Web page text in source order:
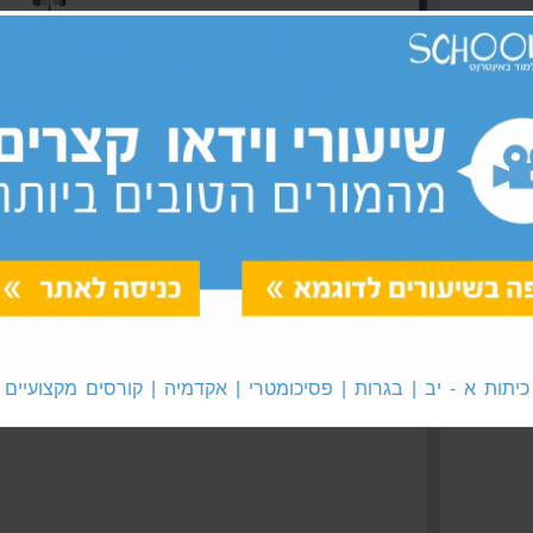
05:04
07:30
11:15
04:02
07:54
07:00
עזרי קורס לשון
כיתות א - יב | בגרות | פסיכומטרי | אקדמיה | קורסים מקצועיים